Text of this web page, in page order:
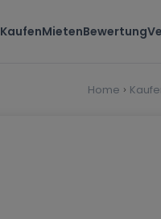
KaufenMietenBewertung
Home